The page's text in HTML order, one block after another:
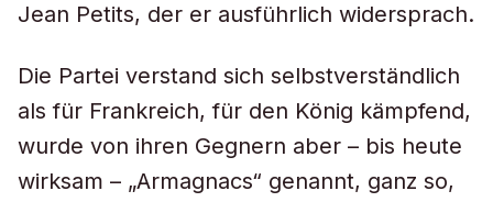
Jean Petits, der er ausführlich widersprach.
Die Partei verstand sich selbstverständlich
als für Frankreich, für den König kämpfend,
wurde von ihren Gegnern aber – bis heute
wirksam – „Armagnacs“ genannt, ganz so,